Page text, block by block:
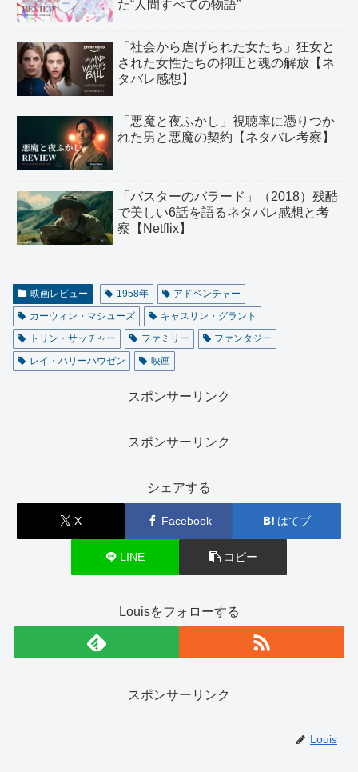
た“人間すべての物語”
「社会から虐げられた女たち」狂女と
された女性たちの抑圧と魂の解放【ネ
タバレ感想】
「悪魔と夜ふかし」視聴率に憑りつか
れた男と悪魔の契約【ネタバレ考察】
「バスターのバラード」（2018）残酷
で美しい6話を語るネタバレ感想と考
察【Netflix】
映画レビュー 1958年
アドベンチャー
カーウィン・マシューズ
キャスリン・グラント
トリン・サッチャー
ファミリー
ファンタジー
レイ・ハリーハウゼン
映画
スポンサーリンク
スポンサーリンク
シェアする
X Facebook はてブ
LINE コピー
Louisをフォローする
スポンサーリンク
Louis